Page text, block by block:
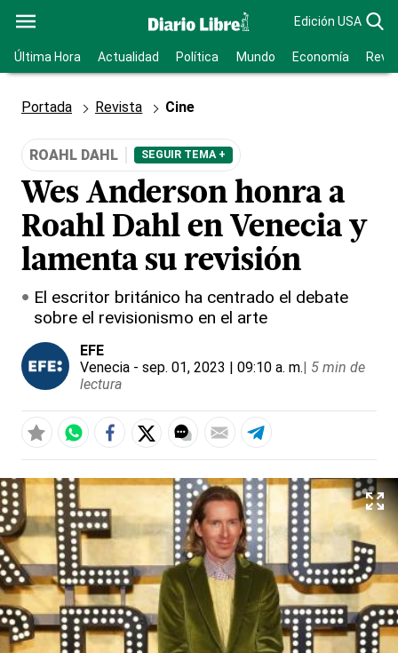
Edición USA
Última Hora Actualidad Política Mundo Economía
Portada Revista Cine
ROAHL DAHL SEGUIR TEMA +
Wes Anderson honra a
Roahl Dahl en Venecia y
lamenta su revisión
El escritor británico ha centrado el debate
sobre el revisionismo en el arte
EFE
Venecia - sep. 01, 2023 | 09:10 a. m.| 5 min de
lectura